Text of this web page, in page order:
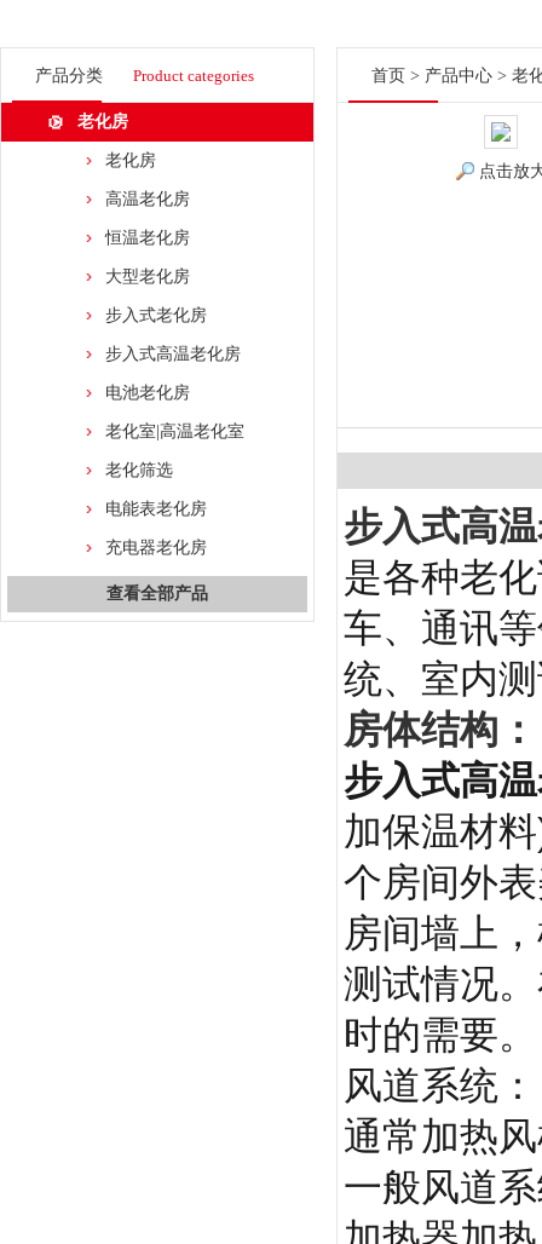
产品分类 Product categories
老化房
老化房
高温老化房
恒温老化房
大型老化房
步入式老化房
步入式高温老化房
电池老化房
老化室|高温老化室
老化筛选
电能表老化房
充电器老化房
查看全部产品
首页 > 产品中心 > 老
点击放
步入式高
是各种老
车、通讯
统、室内
房体结构：
步入式高
加保温材
个房间外
房间墙上
测试情况
时的需要。
风道系统：
通常加热
一般风道